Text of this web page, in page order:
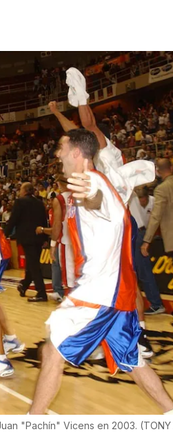
"Pachín" Vicens en 2003. (TONY